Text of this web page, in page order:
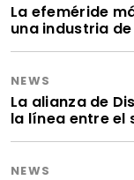
La efeméride
una industria
NEWS
La alianza de
la línea entre el
NEWS